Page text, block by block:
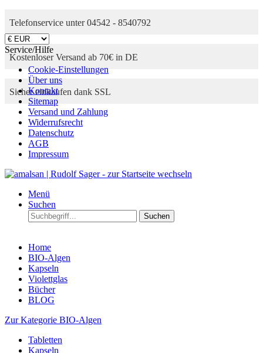
Telefonservice unter 04542 - 8540792
Kostenloser Versand ab 70€ in DE
Sicher einkaufen dank SSL
Service/Hilfe
Cookie-Einstellungen
Über uns
Kontakt
Sitemap
Versand und Zahlung
Widerrufsrecht
Datenschutz
AGB
Impressum
Menü
Suchen
Suchen
Home
BIO-Algen
Kapseln
Violettglas
Bücher
BLOG
Zur Kategorie BIO-Algen
Tabletten
Kapseln